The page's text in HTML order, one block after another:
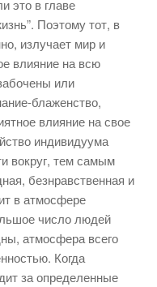
это в главе
Поэтому тот, в
излучает мир и
влияние на всю
или
блаженство,
влияние на свое
индивидуума
вокруг, тем самым
безнравственная и
в атмосфере
число людей
атмосфера всего
Когда
за определенные